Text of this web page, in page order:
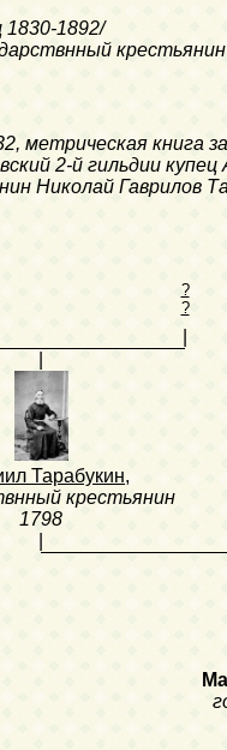
1830-1892/
крестьянин
метрическая книга
2-й гильдии
Николай Гаврилов
?
?
Тарабукин,
крестьянин
1798